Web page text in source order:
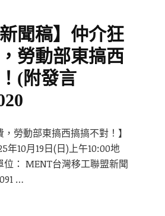
聞稿】仲介狂
勞動部東搞西
(附發言
，勞動部東搞西搞搞不對！】
年10月19日(日)上午10:00地
： MENT台灣移工聯盟新聞
…